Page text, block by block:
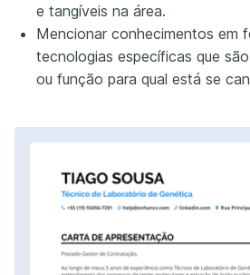
e tangíveis na área.
Mencionar conhecimentos em
tecnologias específicas que
ou função para qual está se